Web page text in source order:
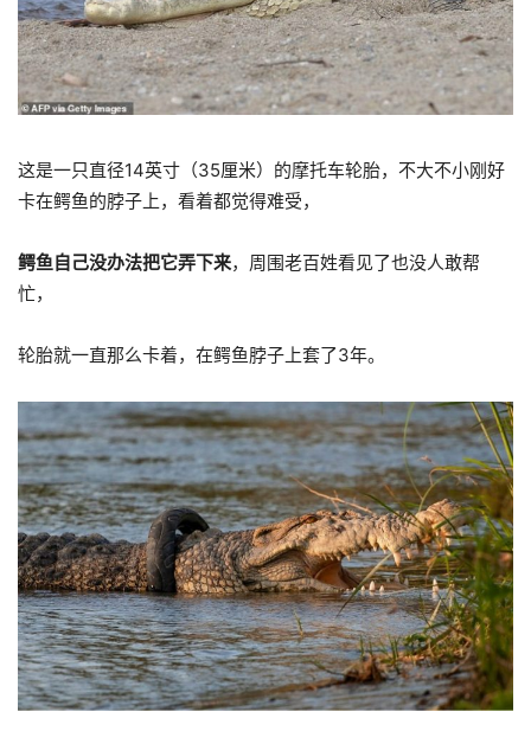
这是一只直径14英寸（35厘米）的摩托车轮胎，不大不小刚好
卡在鳄鱼的脖子上，看着都觉得难受，
鳄鱼自己没办法把它弄下来，周围老百姓看见了也没人敢帮
忙，
轮胎就一直那么卡着，在鳄鱼脖子上套了3年。